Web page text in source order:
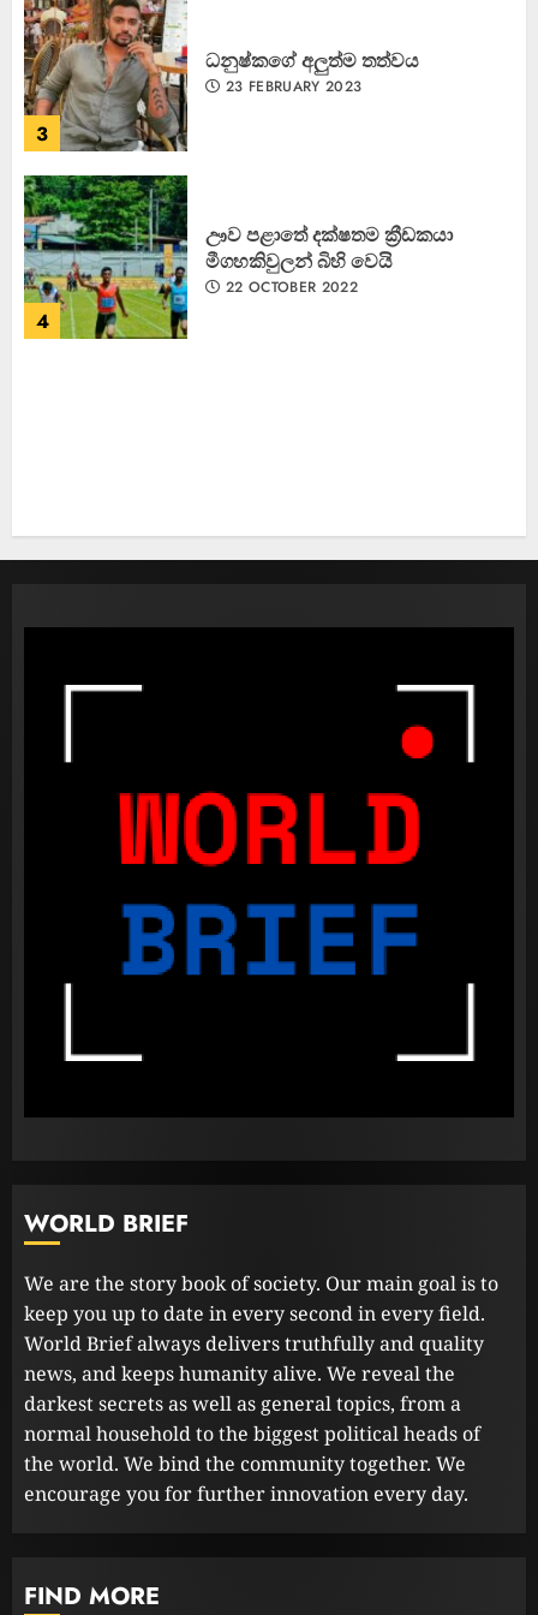
3
ධනුෂ්කගේ අලුත්ම තත්වය
23 FEBRUARY 2023
4
ඌව පළාතේ දක්ෂතම ක්‍රීඩකයා
මීගහකිවුලන් බිහි වෙයි
22 OCTOBER 2022
කැණීම් වලදී හමුවුන ලිංගික උපකරණ
පළාත් පාලන මැතිවරණය පැවැත්වීමට
අදාළ අධිකරණ තීන්දුව අද දිනයේ දී
23 FEBRUARY 2023
WORLD BRIEF
We are the story book of society. Our main goal is to
keep you up to date in every second in every field.
World Brief always delivers truthfully and quality
news, and keeps humanity alive. We reveal the
darkest secrets as well as general topics, from a
normal household to the biggest political heads of
the world. We bind the community together. We
encourage you for further innovation every day.
FIND MORE